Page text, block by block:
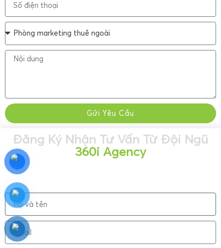
Gửi Yêu Cầu
Đăng Ký Nhận Tư Vấn Từ Đội Ngũ
360i Agency